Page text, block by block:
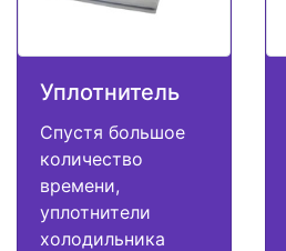
Уплотнитель
Спустя большое
количество
времени,
уплотнители
холодильника